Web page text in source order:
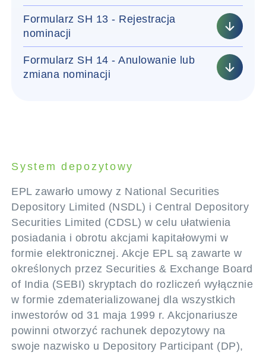
Formularz SH 13 - Rejestracja
nominacji
Formularz SH 14 - Anulowanie lub
zmiana nominacji
System depozytowy
EPL zawarło umowy z National Securities
Depository Limited (NSDL) i Central Depository
Securities Limited (CDSL) w celu ułatwienia
posiadania i obrotu akcjami kapitałowymi w
formie elektronicznej. Akcje EPL są zawarte w
określonych przez Securities & Exchange Board
of India (SEBI) skryptach do rozliczeń wyłącznie
w formie zdematerializowanej dla wszystkich
inwestorów od 31 maja 1999 r. Akcjonariusze
powinni otworzyć rachunek depozytowy na
swoje nazwisko u Depository Participant (DP),